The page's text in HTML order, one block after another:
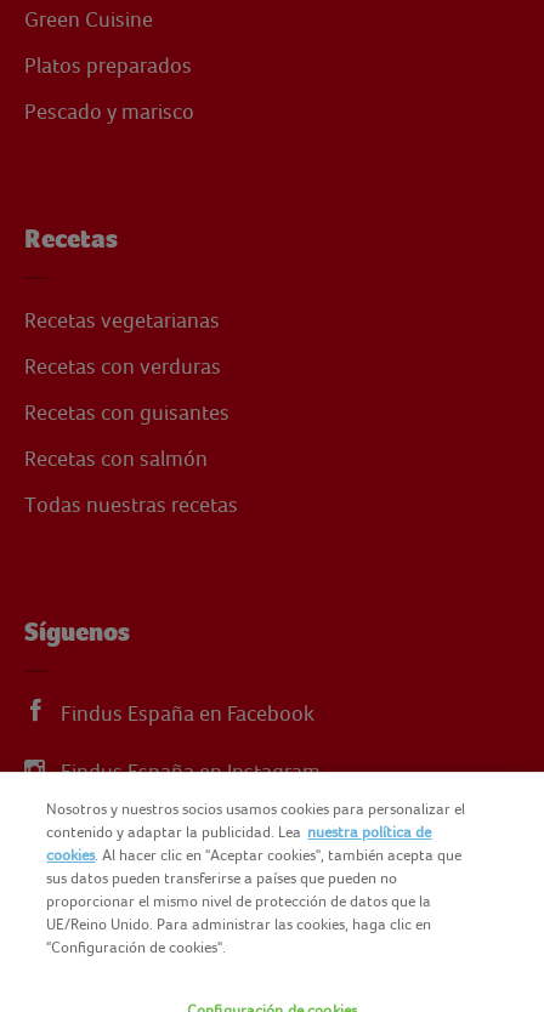
Green Cuisine
Platos preparados
Pescado y marisco
Recetas
Recetas vegetarianas
Recetas con verduras
Recetas con guisantes
Recetas con salmón
Todas nuestras recetas
Síguenos
Findus España en Facebook
Findus España en Instagram
Findus España en X
Nosotros y nuestros socios usamos cookies para personalizar el
contenido y adaptar la publicidad. Lea nuestra política de
cookies. Al hacer clic en "Aceptar cookies", también acepta que
sus datos pueden transferirse a países que pueden no
proporcionar el mismo nivel de protección de datos que la
UE/Reino Unido. Para administrar las cookies, haga clic en
"Configuración de cookies".